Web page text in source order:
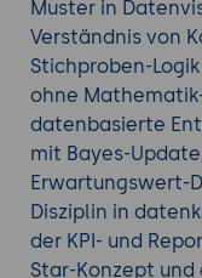
Beachten Sie
Management
Muster in
Verständnis von
Stichproben-
ohne
datenbasierte
mit Bayes-
Erwartungswert-
Disziplin in
der KPI- und
Star-Konzept